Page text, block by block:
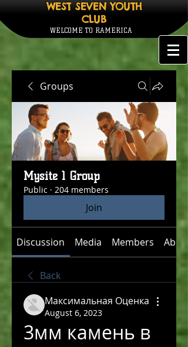
WEST SEVEN YOUTH
CLUB
WELCOME TO RAMERICA
Groups
Mysite 1 Group
Public · 204 members
Join
Discussion Media Members About
Back
Максимальная Оценка
August 6, 2023
3мм камень в